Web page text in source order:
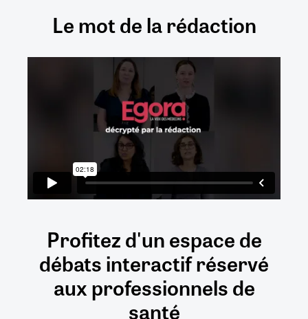
Le mot de la rédaction
Profitez d'un espace de
débatsinteractifréservé
auxprofessionnels de
santé